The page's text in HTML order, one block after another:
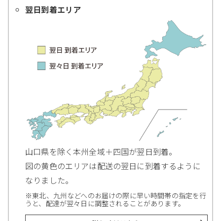
翌日到着エリア
山口県を除く本州全域＋四国が翌日到着。
図の黄色のエリアは配送の翌日に到着するように
なりました。
※東北、九州などへのお届けの際に早い時間帯の指定を行
うと、配達が翌々日に調整されることがあります。